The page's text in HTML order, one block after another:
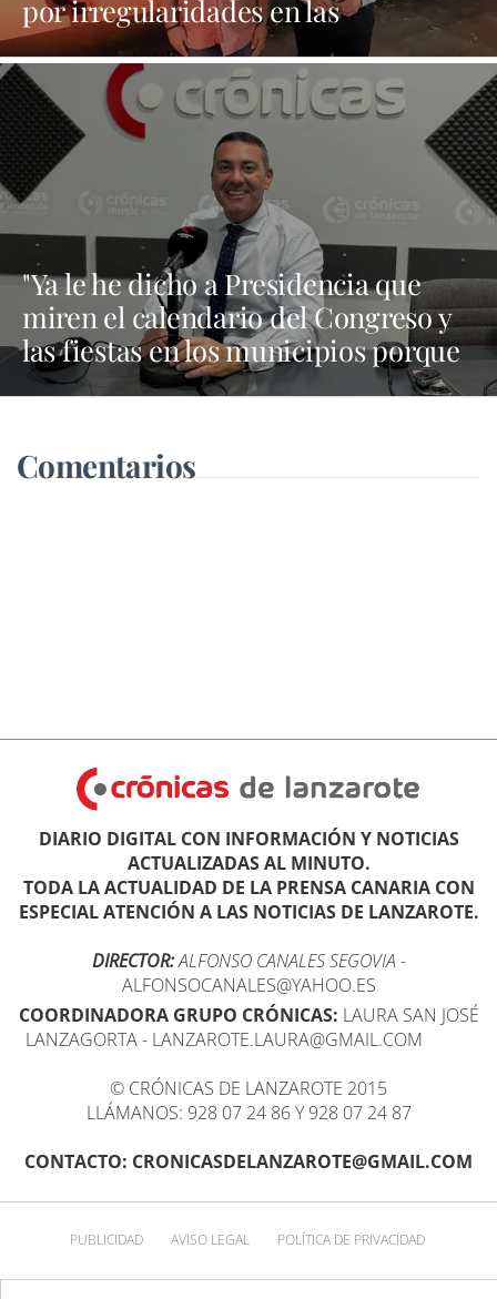
por irregularidades en las
contrataciones de las fiestas
"Ya le he dicho a Presidencia que
miren el calendario del Congreso y
las fiestas en los municipios porque
Dolores Corujo estaba en un fiesta
pleno"
Comentarios
DIARIO DIGITAL CON INFORMACIÓN Y NOTICIAS
ACTUALIZADAS AL MINUTO.
TODA LA ACTUALIDAD DE LA PRENSA CANARIA CON
ESPECIAL ATENCIÓN A LAS NOTICIAS DE LANZAROTE.
DIRECTOR:ALFONSO CANALES SEGOVIA -
ALFONSOCANALES@YAHOO.ES
COORDINADORA GRUPO CRÓNICAS: LAURA SAN JOSÉ
LANZAGORTA - LANZAROTE.LAURA@GMAIL.COM
© CRÓNICAS DE LANZAROTE 2015
LLÁMANOS: 928 07 24 86 Y 928 07 24 87
CONTACTO: CRONICASDELANZAROTE@GMAIL.COM
PUBLICIDAD AVISO LEGAL POLÍTICA DE PRIVACIDAD